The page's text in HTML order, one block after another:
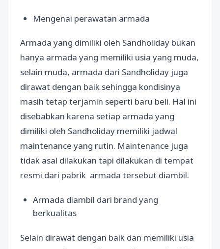
Mengenai perawatan armada
Armada yang dimiliki oleh Sandholiday bukan
hanya armada yang memiliki usia yang muda,
selain muda, armada dari Sandholiday juga
dirawat dengan baik sehingga kondisinya
masih tetap terjamin seperti baru beli. Hal ini
disebabkan karena setiap armada yang
dimiliki oleh Sandholiday memiliki jadwal
maintenance yang rutin. Maintenance juga
tidak asal dilakukan tapi dilakukan di tempat
resmi dari pabrik armada tersebut diambil.
Armada diambil dari brand yang
berkualitas
Selain dirawat dengan baik dan memiliki usia